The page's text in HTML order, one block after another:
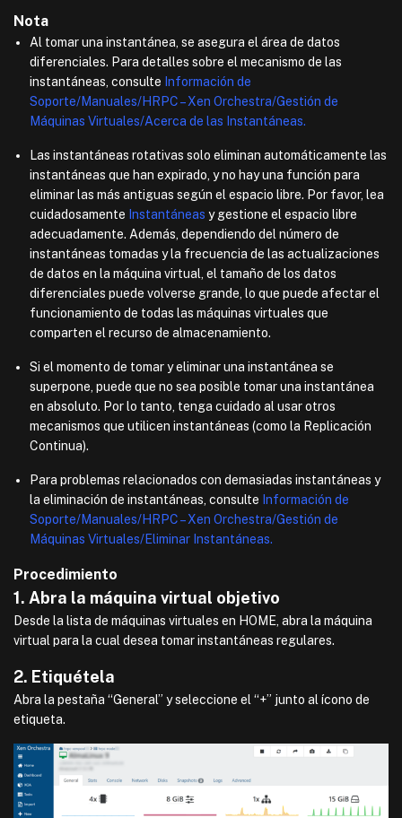
Nota
Al tomar una instantánea, se asegura el área de datos
diferenciales. Para detalles sobre el mecanismo de las
instantáneas, consulte Información de
Soporte/Manuales/HRPC – Xen Orchestra/Gestión de
Máquinas Virtuales/Acerca de las Instantáneas.
Las instantáneas rotativas solo eliminan automáticamente las
instantáneas que han expirado, y no hay una función para
eliminar las más antiguas según el espacio libre. Por favor, lea
cuidadosamente Instantáneas y gestione el espacio libre
adecuadamente. Además, dependiendo del número de
instantáneas tomadas y la frecuencia de las actualizaciones
de datos en la máquina virtual, el tamaño de los datos
diferenciales puede volverse grande, lo que puede afectar el
funcionamiento de todas las máquinas virtuales que
comparten el recurso de almacenamiento.
Si el momento de tomar y eliminar una instantánea se
superpone, puede que no sea posible tomar una instantánea
en absoluto. Por lo tanto, tenga cuidado al usar otros
mecanismos que utilicen instantáneas (como la Replicación
Continua).
Para problemas relacionados con demasiadas instantáneas y
la eliminación de instantáneas, consulte Información de
Soporte/Manuales/HRPC – Xen Orchestra/Gestión de
Máquinas Virtuales/Eliminar Instantáneas.
Procedimiento
1. Abra la máquina virtual objetivo
Desde la lista de máquinas virtuales en HOME, abra la máquina
virtual para la cual desea tomar instantáneas regulares.
2. Etiquétela
Abra la pestaña “General” y seleccione el “+” junto al ícono de
etiqueta.